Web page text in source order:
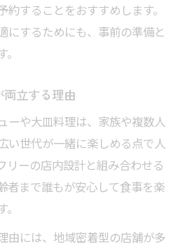
することをおすすめします。
にするためにも、事前の準備と
立する理由
ーや大皿料理は、家族や複数人
い世代が一緒に楽しめる点で人
リーの店内設計と組み合わせる
者まで誰もが安心して食事を楽
由には、地域密着型の店舗が多